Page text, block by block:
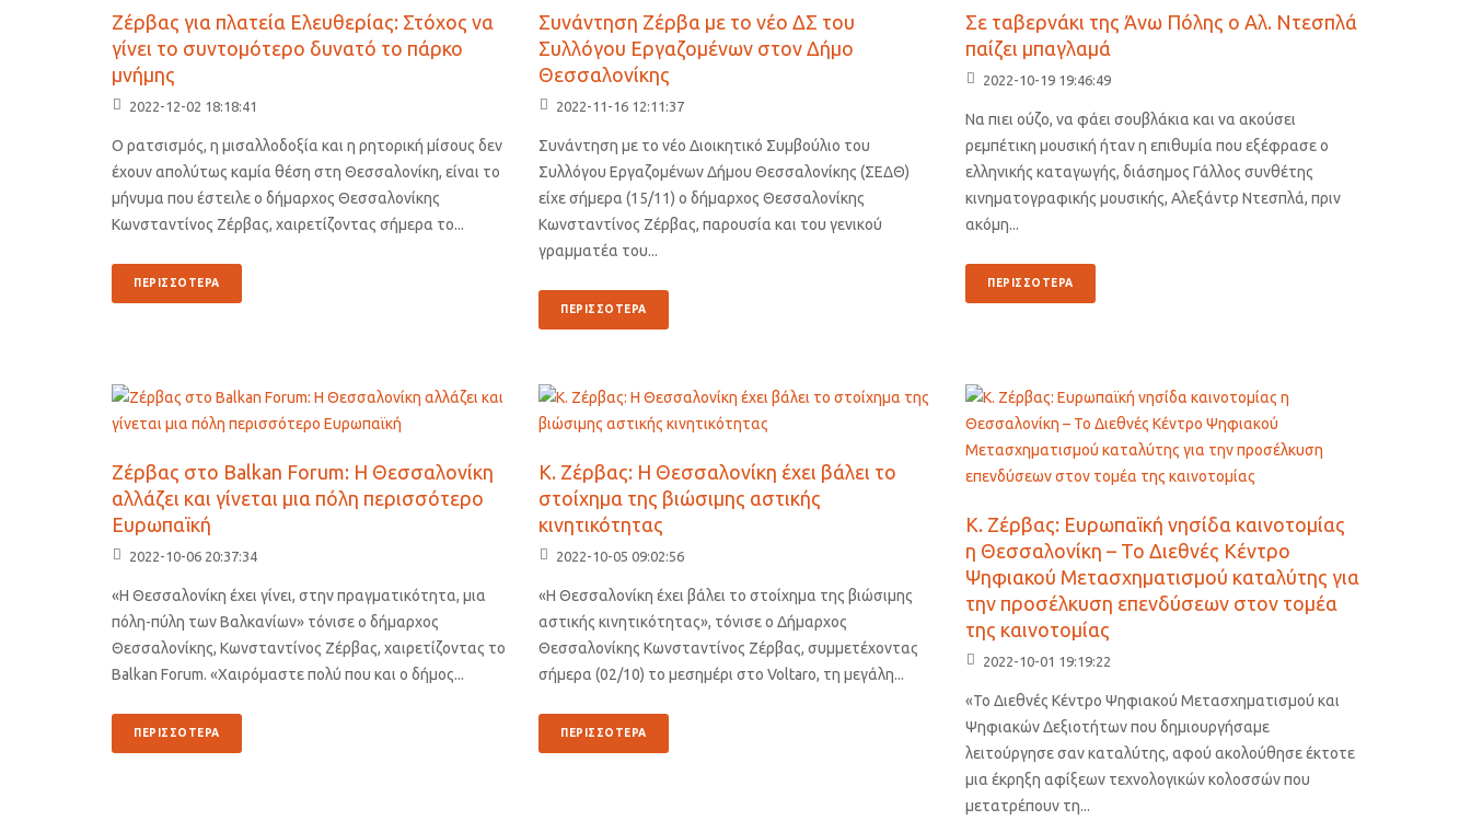
Ζέρβας για πλατεία Ελευθερίας: Στόχος να
γίνει το συντομότερο δυνατό το πάρκο
μνήμης
2022-12-02 18:18:41
Ο ρατσισμός, η μισαλλοδοξία και η ρητορική μίσους δεν
έχουν απολύτως καμία θέση στη Θεσσαλονίκη, είναι το
μήνυμα που έστειλε ο δήμαρχος Θεσσαλονίκης
Κωνσταντίνος Ζέρβας, χαιρετίζοντας σήμερα το...
ΠΕΡΙΣΣΟΤΕΡΑ
Συνάντηση Ζέρβα με το νέο ΔΣ του
Συλλόγου Εργαζομένων στον Δήμο
Θεσσαλονίκης
2022-11-16 12:11:37
Συνάντηση με το νέο Διοικητικό Συμβούλιο του
Συλλόγου Εργαζομένων Δήμου Θεσσαλονίκης (ΣΕΔΘ)
είχε σήμερα (15/11) ο δήμαρχος Θεσσαλονίκης
Κωνσταντίνος Ζέρβας, παρουσία και του γενικού
γραμματέα του...
ΠΕΡΙΣΣΟΤΕΡΑ
Σε ταβερνάκι της Άνω Πόλης ο Αλ. Ντεσπλά
παίζει μπαγλαμά
2022-10-19 19:46:49
Να πιει ούζο, να φάει σουβλάκια και να ακούσει
ρεμπέτικη μουσική ήταν η επιθυμία που εξέφρασε ο
ελληνικής καταγωγής, διάσημος Γάλλος συνθέτης
κινηματογραφικής μουσικής, Αλεξάντρ Ντεσπλά, πριν
ακόμη...
ΠΕΡΙΣΣΟΤΕΡΑ
Ζέρβας στο Balkan Forum: Η Θεσσαλονίκη
αλλάζει και γίνεται μια πόλη περισσότερο
Ευρωπαϊκή
2022-10-06 20:37:34
«Η Θεσσαλονίκη έχει γίνει, στην πραγματικότητα, μια
πόλη-πύλη των Βαλκανίων» τόνισε ο δήμαρχος
Θεσσαλονίκης, Κωνσταντίνος Ζέρβας, χαιρετίζοντας το
Balkan Forum. «Χαιρόμαστε πολύ που και ο δήμος...
ΠΕΡΙΣΣΟΤΕΡΑ
Κ. Ζέρβας: Η Θεσσαλονίκη έχει βάλει το
στοίχημα της βιώσιμης αστικής
κινητικότητας
2022-10-05 09:02:56
«Η Θεσσαλονίκη έχει βάλει το στοίχημα της βιώσιμης
αστικής κινητικότητας», τόνισε ο Δήμαρχος
Θεσσαλονίκης Κωνσταντίνος Ζέρβας, συμμετέχοντας
σήμερα (02/10) το μεσημέρι στο Voltaro, τη μεγάλη...
ΠΕΡΙΣΣΟΤΕΡΑ
Κ. Ζέρβας: Ευρωπαϊκή νησίδα καινοτομίας
η Θεσσαλονίκη – Το Διεθνές Κέντρο
Ψηφιακού Μετασχηματισμού καταλύτης για
την προσέλκυση επενδύσεων στον τομέα
της καινοτομίας
2022-10-01 19:19:22
«Το Διεθνές Κέντρο Ψηφιακού Μετασχηματισμού και
Ψηφιακών Δεξιοτήτων που δημιουργήσαμε
λειτούργησε σαν καταλύτης, αφού ακολούθησε έκτοτε
μια έκρηξη αφίξεων τεχνολογικών κολοσσών που
μετατρέπουν τη...